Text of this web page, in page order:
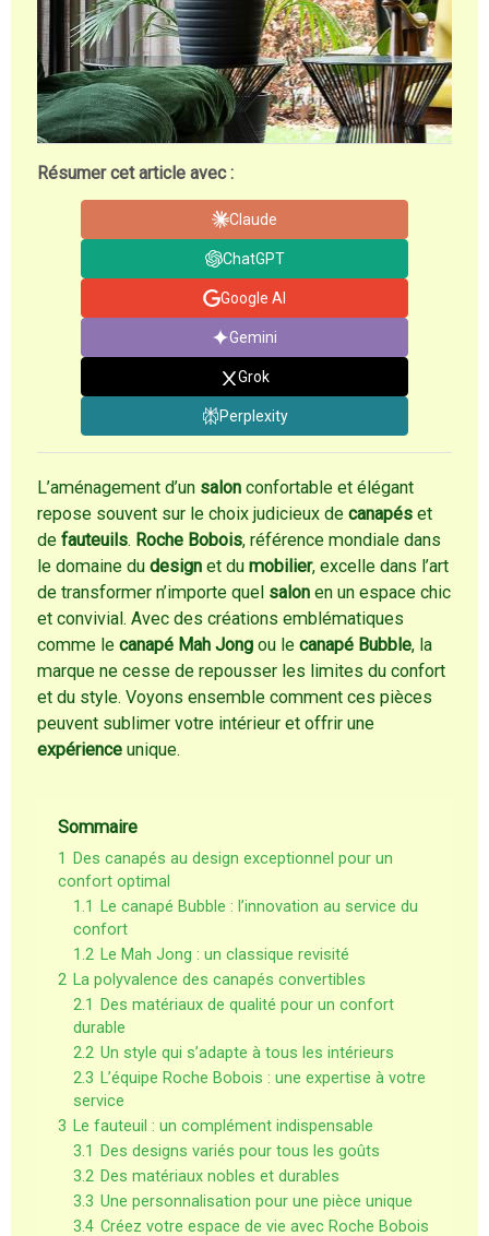
Résumer cet article avec :
Claude
ChatGPT
Google AI
Gemini
Grok
Perplexity
L’aménagement d’un salon confortable et élégant
repose souvent sur le choix judicieux decanapés et
defauteuils. Roche Bobois, référence mondiale dans
le domaine dudesign et dumobilier, excelle dans l’art
de transformer n’importe quel salon en un espace chic
et convivial. Avec des créations emblématiques
comme lecanapé Mah Jong ou lecanapé Bubble, la
marque ne cesse de repousser les limites du confort
et du style. Voyons ensemble comment ces pièces
peuvent sublimer votre intérieur et offrir une
expérience unique.
Sommaire
1 Des canapés au design exceptionnel pour un
confort optimal
1.1 Le canapé Bubble : l’innovation au service du
confort
1.2 Le Mah Jong : un classique revisité
2 La polyvalence des canapés convertibles
2.1 Des matériaux de qualité pour un confort
durable
2.2 Un style qui s’adapte à tous les intérieurs
2.3 L’équipe Roche Bobois : une expertise à votre
service
3 Le fauteuil : un complément indispensable
3.1 Des designs variés pour tous les goûts
3.2 Des matériaux nobles et durables
3.3 Une personnalisation pour une pièce unique
3.4 Créez votre espace de vie avec Roche Bobois